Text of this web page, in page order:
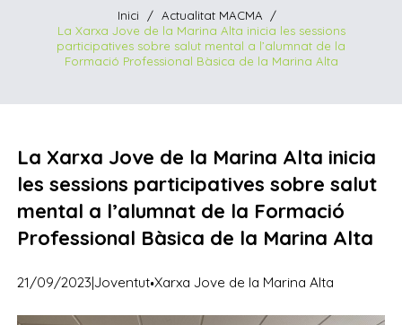
Inici / Actualitat MACMA
/
La Xarxa Jove de la Marina Alta inicia les sessions
participatives sobre salut mental a l’alumnat de la
Formació Professional Bàsica de la Marina Alta
La Xarxa Jove de la Marina Alta inicia
les sessions participatives sobre salut
mental a l’alumnat de la Formació
Professional Bàsica de la Marina Alta
21/09/2023|Joventut·Xarxa Jove de la Marina Alta